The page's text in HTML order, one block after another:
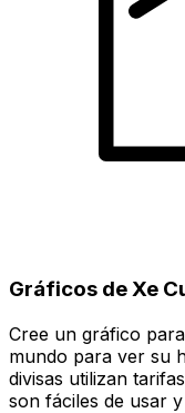
Gráficos de Xe
Cree un gráfico
mundo para ver su
divisas utilizan
son fáciles de usar